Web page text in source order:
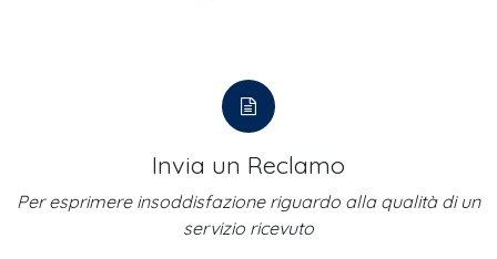
Invia un Reclamo
Per esprimere insoddisfazione riguardo alla qualità di un
servizio ricevuto